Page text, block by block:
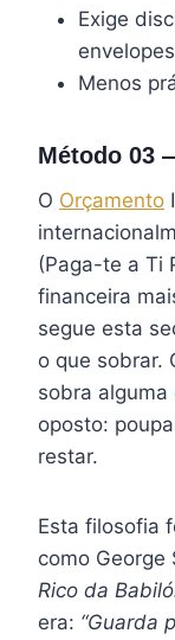
Exige
envelopes
Menos
Método 03
O Orçamento
(Paga-te a Ti
financeira
segue esta
o que sobrar.
sobra
oposto:
restar.
Esta filosofia
como George
Rico da
era: “Guarda